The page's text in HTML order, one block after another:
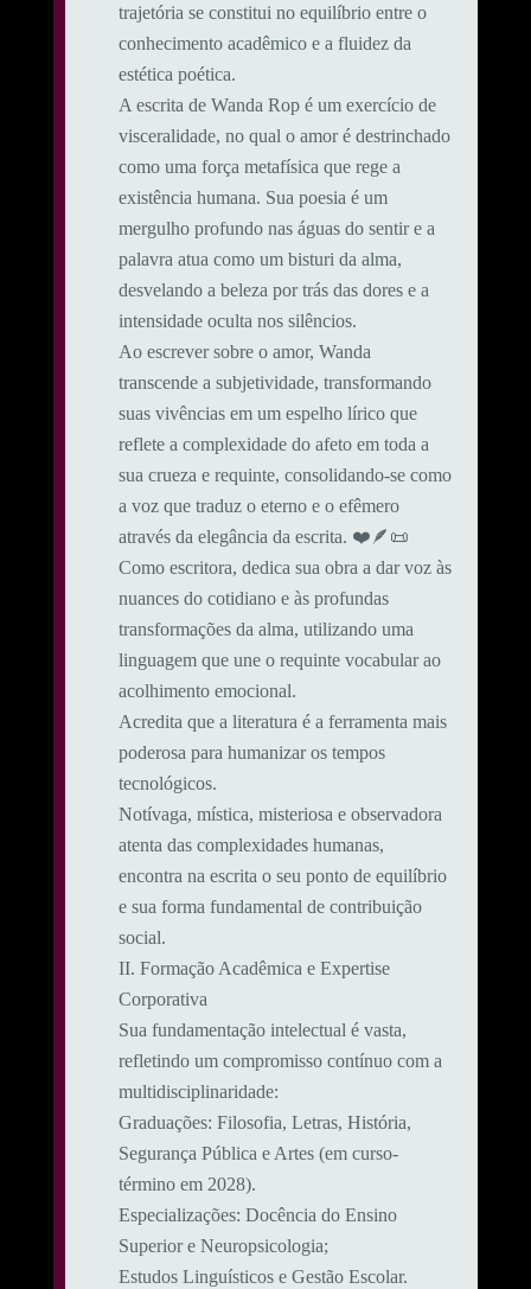
trajetória se constitui no equilíbrio entre o
conhecimento acadêmico e a fluidez da
estética poética.
A escrita de Wanda Rop é um exercício de
visceralidade, no qual o amor é destrinchado
como uma força metafísica que rege a
existência humana. Sua poesia é um
mergulho profundo nas águas do sentir e a
palavra atua como um bisturi da alma,
desvelando a beleza por trás das dores e a
intensidade oculta nos silêncios.
Ao escrever sobre o amor, Wanda
transcende a subjetividade, transformando
suas vivências em um espelho lírico que
reflete a complexidade do afeto em toda a
sua crueza e requinte, consolidando-se como
a voz que traduz o eterno e o efêmero
através da elegância da escrita. ❤️🪶📜
Como escritora, dedica sua obra a dar voz às
nuances do cotidiano e às profundas
transformações da alma, utilizando uma
linguagem que une o requinte vocabular ao
acolhimento emocional.
​Acredita que a literatura é a ferramenta mais
poderosa para humanizar os tempos
tecnológicos.
Notívaga, mística, misteriosa e observadora
atenta das complexidades humanas,
encontra na escrita o seu ponto de equilíbrio
e sua forma fundamental de contribuição
social.
​II. Formação Acadêmica e Expertise
Corporativa
​Sua fundamentação intelectual é vasta,
refletindo um compromisso contínuo com a
multidisciplinaridade:
​Graduações: Filosofia, Letras, História,
Segurança Pública e Artes (em curso-
término em 2028).
​Especializações: Docência do Ensino
Superior e Neuropsicologia;
Estudos Linguísticos e Gestão Escolar.